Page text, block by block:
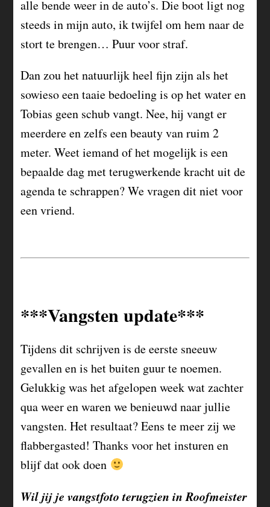
alle bende weer in de auto’s. Die boot ligt nog
steeds in mijn auto, ik twijfel om hem naar de
stort te brengen… Puur voor straf.
Dan zou het natuurlijk heel fijn zijn als het
sowieso een taaie bedoeling is op het water en
Tobias geen schub vangt. Nee, hij vangt er
meerdere en zelfs een beauty van ruim 2
meter. Weet iemand of het mogelijk is een
bepaalde dag met terugwerkende kracht uit de
agenda te schrappen? We vragen dit niet voor
een vriend.
***Vangsten update***
Tijdens dit schrijven is de eerste sneeuw
gevallen en is het buiten guur te noemen.
Gelukkig was het afgelopen week wat zachter
qua weer en waren we benieuwd naar jullie
vangsten. Het resultaat? Eens te meer zij we
flabbergasted! Thanks voor het insturen en
blijf dat ook doen
Wil jij je vangstfoto terugzien in Roofmeister